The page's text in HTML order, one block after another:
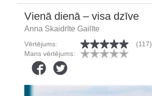
Vienā dienā – visa dzīve
Anna Skaidrīte Gailīte
Vērtējums:
(117)
Mans vērtējums: